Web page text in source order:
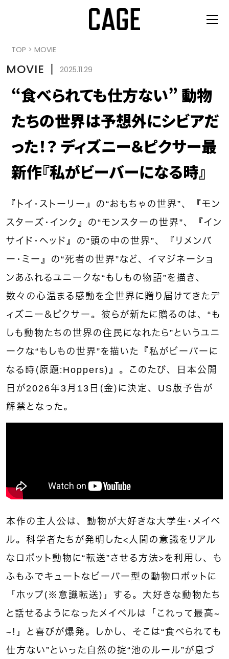
TOP > MOVIE
MOVIE 丨 2025.11.29
“食べられても仕方ない” 動物
たちの世界は予想外にシビアだ
った！？ ディズニー＆ピクサー最
新作『私がビーバーになる時』
『トイ・ストーリー』の“おもちゃの世界”、『モン
スターズ・インク』の“モンスターの世界”、『イン
サイド・ヘッド』の“頭の中の世界”、『リメンバ
ー・ミー』の“死者の世界”など、イマジネーショ
ンあふれるユニークな“もしもの物語”を描き、
数々の心温まる感動を全世界に贈り届けてきたデ
ィズニー＆ピクサー。彼らが新たに贈るのは、“も
しも動物たちの世界の住民になれたら”というユニ
ークな“もしもの世界”を描いた『私がビーバーに
なる時（原題：Hoppers）』。このたび、日本公開
日が2026年3月13日（金）に決定、US版予告が
解禁となった。
本作の主人公は、動物が大好きな大学生・メイベ
ル。科学者たちが発明した＜人間の意識をリアル
なロボット動物に“転送”させる方法＞を利用し、も
ふもふでキュートなビーバー型の動物ロボットに
「ホップ（※意識転送）」する。大好きな動物たち
と話せるようになったメイベルは「これって最高～
～！」と喜びが爆発。しかし、そこは“食べられても
仕方ない”といった自然の掟“池のルール”が息づ